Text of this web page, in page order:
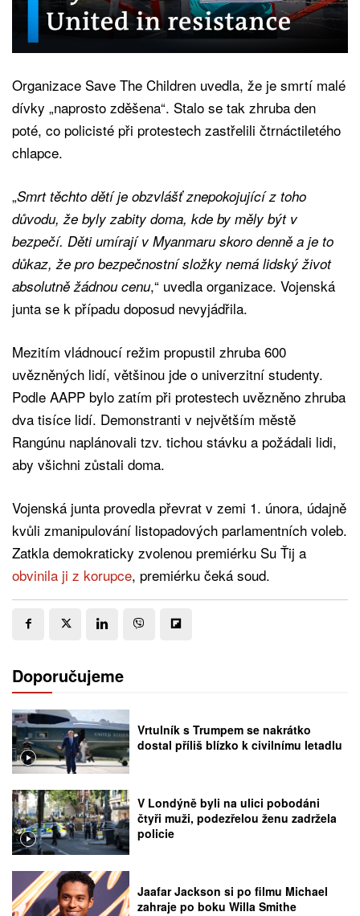
Organizace Save The Children uvedla, že je smrtí malé
dívky „naprosto zděšena“. Stalo se tak zhruba den
poté, co policisté při protestech zastřelili čtrnáctiletého
chlapce.
„Smrt těchto dětí je obzvlášť znepokojující z toho
důvodu, že byly zabity doma, kde by měly být v
bezpečí. Děti umírají v Myanmaru skoro denně a je to
důkaz, že pro bezpečnostní složky nemá lidský život
absolutně žádnou cenu,“ uvedla organizace. Vojenská
junta se k případu doposud nevyjádřila.
Mezitím vládnoucí režim propustil zhruba 600
uvězněných lidí, většinou jde o univerzitní studenty.
Podle AAPP bylo zatím při protestech uvězněno zhruba
dva tisíce lidí. Demonstranti v největším městě
Rangúnu naplánovali tzv. tichou stávku a požádali lidi,
aby všichni zůstali doma.
Vojenská junta provedla převrat v zemi 1. února, údajně
kvůli zmanipulování listopadových parlamentních voleb.
Zatkla demokraticky zvolenou premiérku Su Ťij a
obvinila ji z korupce, premiérku čeká soud.
Doporučujeme
Vrtulník s Trumpem se nakrátko
dostal příliš blízko k civilnímu letadlu
V Londýně byli na ulici pobodáni
čtyři muži, podezřelou ženu zadržela
policie
Jaafar Jackson si po filmu Michael
zahraje po boku Willa Smithe